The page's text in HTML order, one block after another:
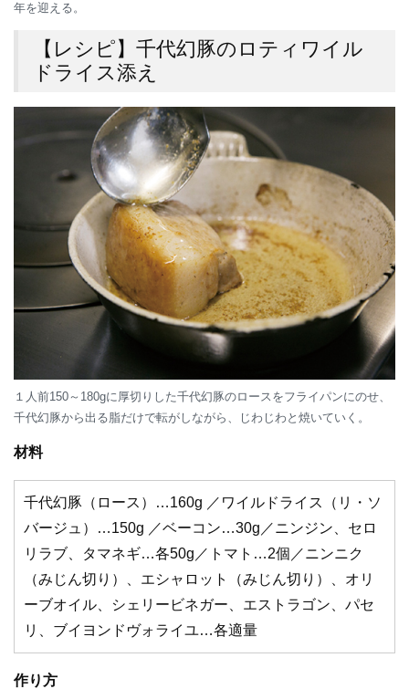
年を迎える。
【レシピ】千代幻豚のロティワイル
ドライス添え
１人前150～180gに厚切りした千代幻豚のロースをフライパンにのせ、
千代幻豚から出る脂だけで転がしながら、じわじわと焼いていく。
材料
千代幻豚（ロース）…160g ／ワイルドライス（リ・ソ
バージュ）…150g ／ベーコン…30g／ニンジン、セロ
リラブ、タマネギ…各50g／トマト…2個／ニンニク
（みじん切り）、エシャロット（みじん切り）、オリ
ーブオイル、シェリービネガー、エストラゴン、パセ
リ、ブイヨンドヴォライユ…各適量
作り方